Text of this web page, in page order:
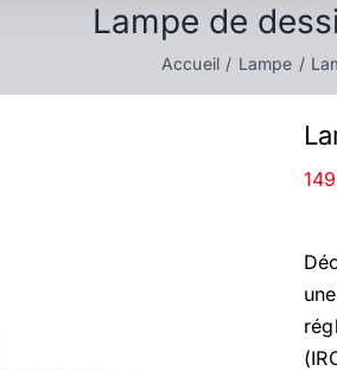
Lampe de
Accueil Lampe